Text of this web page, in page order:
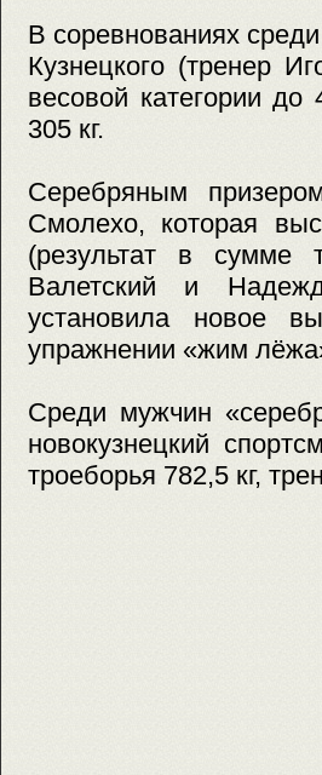
В соревнованиях
Кузнецкого (тренер
весовой категории
305 кг.
Серебряным
Смолехо, которая
(результат в сумме
Валетский и
установила новое
упражнении «жим
Среди мужчин
новокузнецкий
троеборья 782,5 кг,